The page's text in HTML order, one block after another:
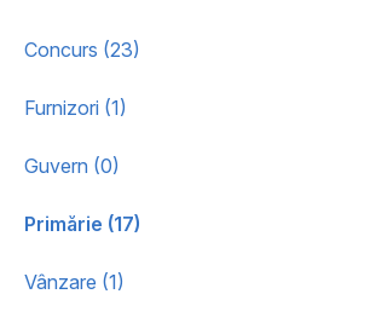
Concurs (23)
Furnizori (1)
Guvern (0)
Primărie (17)
Vânzare (1)